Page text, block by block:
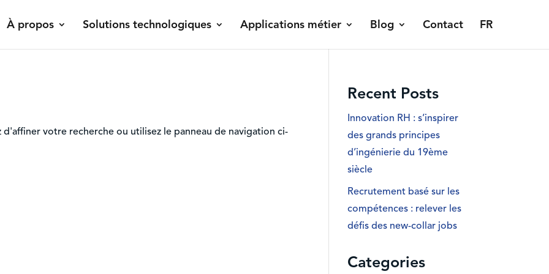
À propos Solutions technologiques Applications métier Blog Contact FR
d'affiner votre recherche ou utilisez le panneau de navigation ci-
Recent Posts
Innovation RH : s’inspirer
des grands principes
d’ingénierie du 19ème
siècle
Recrutement basé sur les
compétences : relever les
défis des new-collar jobs
Categories